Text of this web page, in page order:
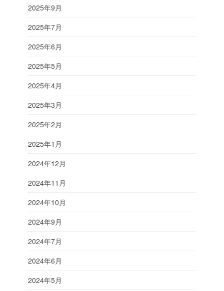
2025年9月
2025年7月
2025年6月
2025年5月
2025年4月
2025年3月
2025年2月
2025年1月
2024年12月
2024年11月
2024年10月
2024年9月
2024年7月
2024年6月
2024年5月